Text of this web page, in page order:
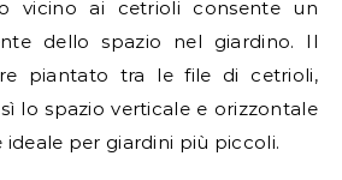
vicino ai cetrioli consente un
dello spazio nel giardino. Il
piantato tra le file di cetrioli,
lo spazio verticale e orizzontale
ideale per giardini più piccoli.